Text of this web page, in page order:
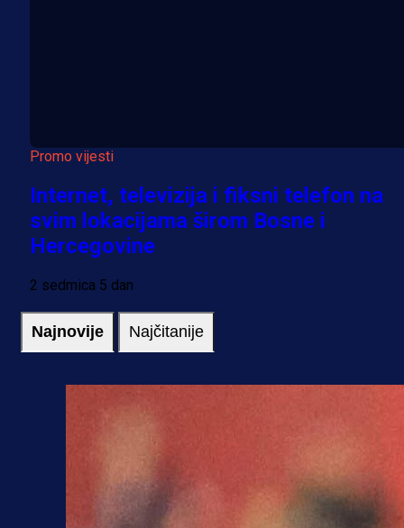
Promo vijesti
Internet, televizija i fiksni telefon na
svim lokacijama širom Bosne i
Hercegovine
2 sedmica 5 dan
Najnovije Najčitanije